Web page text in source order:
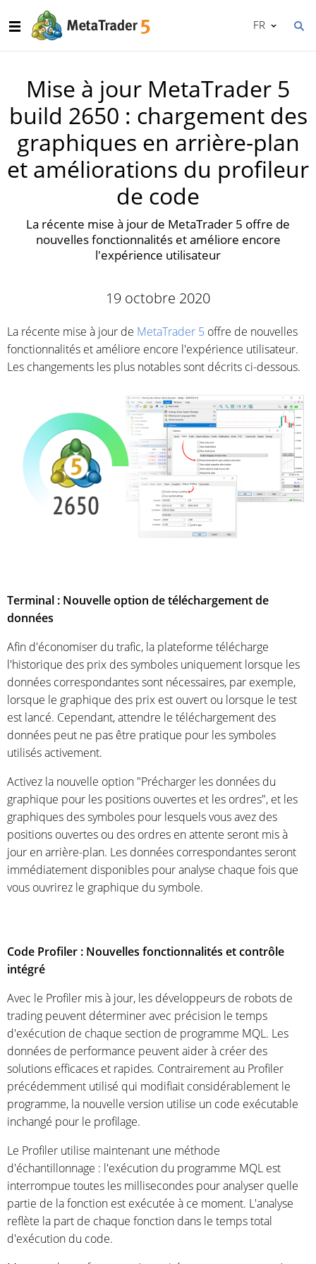
FR
Mise à jour MetaTrader 5
build 2650 : chargement des
graphiques en arrière-plan
et améliorations du profileur
de code
La récente mise à jour de MetaTrader 5 offre de
nouvelles fonctionnalités et améliore encore
l'expérience utilisateur
19 octobre 2020
La récente mise à jour de MetaTrader 5 offre de nouvelles
fonctionnalités et améliore encore l'expérience utilisateur.
Les changements les plus notables sont décrits ci-dessous.
Terminal : Nouvelle option de téléchargement de
données
Afin d'économiser du trafic, la plateforme télécharge
l'historique des prix des symboles uniquement lorsque les
données correspondantes sont nécessaires, par exemple,
lorsque le graphique des prix est ouvert ou lorsque le test
est lancé. Cependant, attendre le téléchargement des
données peut ne pas être pratique pour les symboles
utilisés activement.
Activez la nouvelle option "Précharger les données du
graphique pour les positions ouvertes et les ordres", et les
graphiques des symboles pour lesquels vous avez des
positions ouvertes ou des ordres en attente seront mis à
jour en arrière-plan. Les données correspondantes seront
immédiatement disponibles pour analyse chaque fois que
vous ouvrirez le graphique du symbole.
Code Profiler : Nouvelles fonctionnalités et contrôle
intégré
Avec le Profiler mis à jour, les développeurs de robots de
trading peuvent déterminer avec précision le temps
d'exécution de chaque section de programme MQL. Les
données de performance peuvent aider à créer des
solutions efficaces et rapides. Contrairement au Profiler
précédemment utilisé qui modifiait considérablement le
programme, la nouvelle version utilise un code exécutable
inchangé pour le profilage.
Le Profiler utilise maintenant une méthode
d'échantillonnage : l'exécution du programme MQL est
interrompue toutes les millisecondes pour analyser quelle
partie de la fonction est exécutée à ce moment. L'analyse
reflète la part de chaque fonction dans le temps total
d'exécution du code.